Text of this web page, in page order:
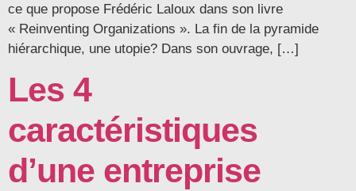
ce que propose Frédéric Laloux dans son livre
« Reinventing Organizations ». La fin de la pyramide
hiérarchique, une utopie? Dans son ouvrage, […]
Les 4
caractéristiques
d’une entreprise